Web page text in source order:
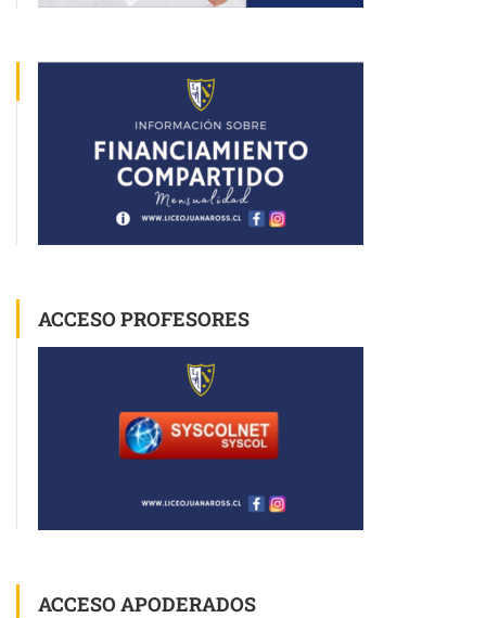
ACCESO PROFESORES
ACCESO APODERADOS